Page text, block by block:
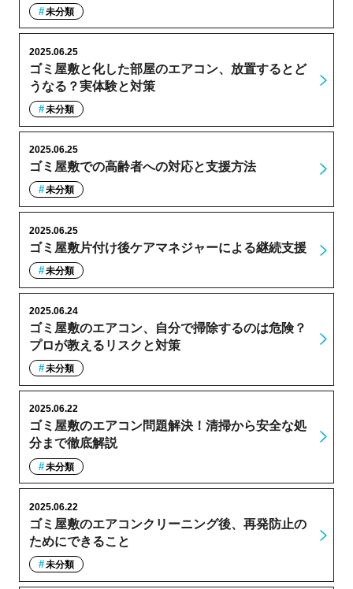
未分類
ゴミ屋敷と化した部屋のエアコン、放置するとど
うなる？実体験と対策
2025.06.25
未分類
ゴミ屋敷での高齢者への対応と支援方法
2025.06.25
未分類
ゴミ屋敷片付け後ケアマネジャーによる継続支援
2025.06.25
未分類
ゴミ屋敷のエアコン、自分で掃除するのは危険？
プロが教えるリスクと対策
2025.06.24
未分類
ゴミ屋敷のエアコン問題解決！清掃から安全な処
分まで徹底解説
2025.06.22
未分類
ゴミ屋敷のエアコンクリーニング後、再発防止の
ためにできること
2025.06.22
未分類